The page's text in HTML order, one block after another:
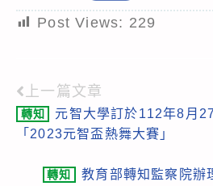
Post Views: 229
Read
more
上一篇文章
轉知
元智大學訂於112年8月
「2023元智盃熱舞大賽」
轉知
教育部轉知監察院辦